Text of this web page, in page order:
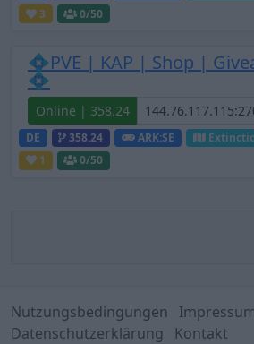
3
0/50
💠PVE | KAP | Shop |
💠
Online | 358.24
DE 358.24 ARK:SE
1
0/50
Nutzungsbedingungen
Datenschutzerklärung
Kontakt